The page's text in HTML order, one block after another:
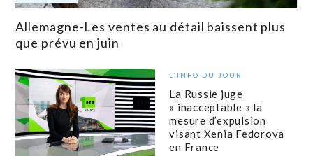
Allemagne-Les ventes au détail baissent plus
que prévu en juin
L'INFO DU JOUR
La Russie juge
« inacceptable » la
mesure d’expulsion
visant Xenia Fedorova
en France